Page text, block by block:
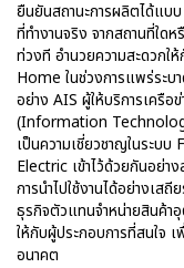
ยืนยันสถานะการผลิตได้แบ
ที่ทำงานจริง จากสถานที่ใด
ท่วงที อำนวยความสะดวก
Home ในช่วงการแพร่ระบ
อย่าง AIS ผู้ให้บริการเครือ
(Information
เป็นความเชี่ยวชาญในระ
Electric เข้าไว้ด้วยกันอย่า
การนำไปใช้งานได้อย่างเส
ธุรกิจตัวแทนจำหน่ายสินค้า
ให้กับผู้ประกอบการที่สนใจ
อนาคต